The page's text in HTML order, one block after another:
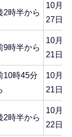
2時半から
10月
27日
9時半から
10月
21日
10時45分
10月
21日
2時半から
10月6
22日